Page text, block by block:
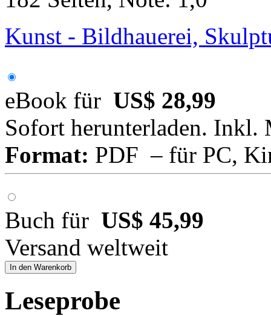
Kunst - Bildhauerei,
eBook für US$ 28,99
Sofort herunterladen. Inkl.
Format: PDF – für PC,
Buch für US$ 45,99
Versand weltweit
In den Warenkorb
Leseprobe